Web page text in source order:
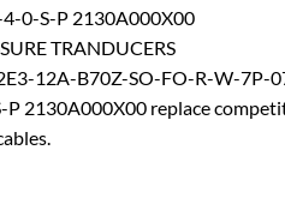
0-S-P 2130A000X00
TRANDUCERS
12A-B70Z-SO-FO-R-W-7P-
2130A000X00 replace